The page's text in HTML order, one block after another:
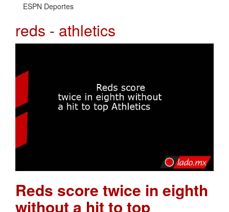
ESPN Deportes
reds - athletics
Reds score twice in eighth
without a hit to top